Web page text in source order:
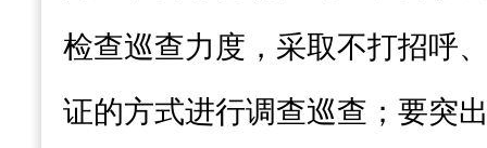
检查巡查力度，采取不打招呼
证的方式进行调查巡查 ；要突